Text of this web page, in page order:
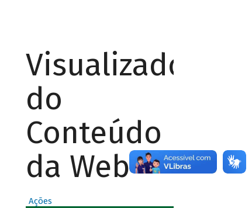
Visualizador
do
Conteúdo
da Web
Ações